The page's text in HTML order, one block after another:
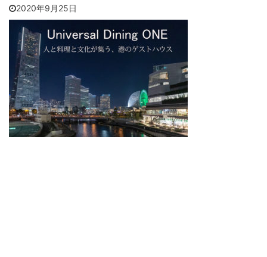
2020年9月25日